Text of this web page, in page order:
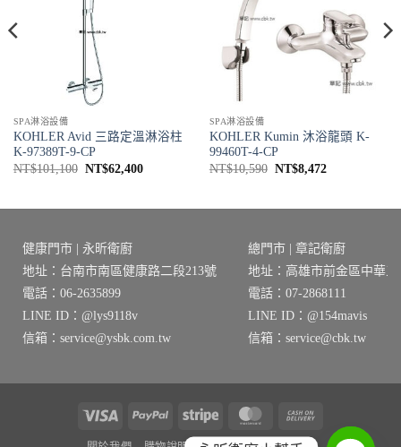
SPA淋浴設備
KOHLER Avid 三路定溫淋浴柱
K-97389T-9-CP
NT$101,100 原
NT$62,400目
SPA淋浴設備
KOHLER Kumin 沐浴龍頭 K-
99460T-4-CP
NT$10,590 原
NT$8,472目
健康門市 | 永昕衛廚
地址：台南市南區健康路二段213號
電話：06-2635899
LINE ID：@lys9118v
信箱：service@ysbk.com.tw
總門市 | 章記衛廚
地址：高雄市前金區中華三
電話：07-2868111
LINE ID：@154mavis
信箱：service@cbk.tw
Visa PayPal Stripe MasterCard
On